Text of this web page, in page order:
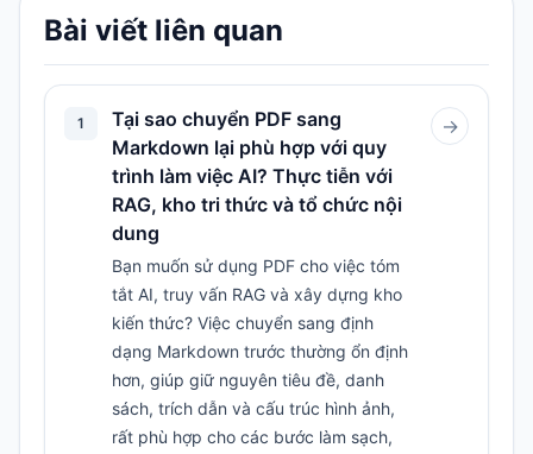
Bài viết liên quan
1
Tại sao chuyển PDF sang
Markdown lại phù hợp với quy
trình làm việc AI? Thực tiễn với
RAG, kho tri thức và tổ chức nội
dung
Bạn muốn sử dụng PDF cho việc tóm
tắt AI, truy vấn RAG và xây dựng kho
kiến thức? Việc chuyển sang định
dạng Markdown trước thường ổn định
hơn, giúp giữ nguyên tiêu đề, danh
sách, trích dẫn và cấu trúc hình ảnh,
rất phù hợp cho các bước làm sạch,
→